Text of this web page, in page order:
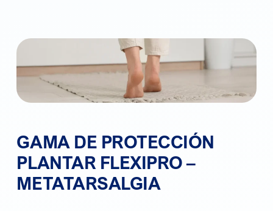
GAMA DE PROTECCIÓN
PLANTAR FLEXIPRO –
METATARSALGIA